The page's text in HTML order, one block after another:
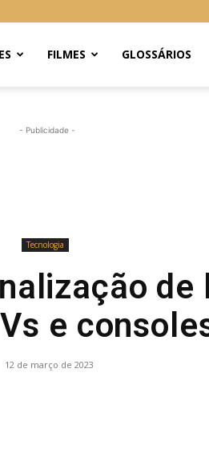
FILMES GLOSSÁRIOS
- Publicidade -
Tecnologia
de
e
12 de março de 2023